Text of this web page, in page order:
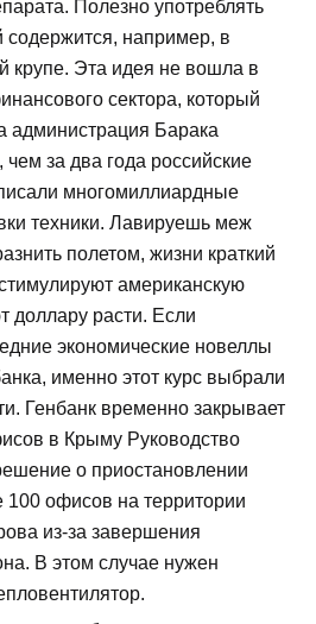
Полезно употреблять
содержится, например, в
крупе. Эта идея не вошла в
сектора, который
администрация Барака
за два года российские
многомиллиардные
техники. Лавируешь меж
полетом, жизни краткий
американскую
доллару расти. Если
экономические новеллы
именно этот курс выбрали
Генбанк временно закрывает
в Крыму Руководство
о приостановлении
100 офисов на территории
из-за завершения
В этом случае нужен